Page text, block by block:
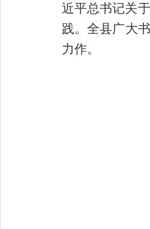
近平总书记关
践。全县广大
力作。